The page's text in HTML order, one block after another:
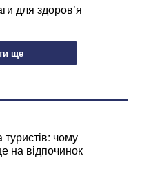
для здоров’я
ще
чому
на відпочинок